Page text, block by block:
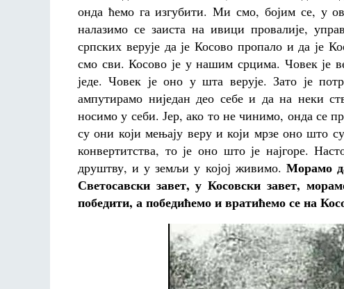
онда ћемо га изгубити. Ми смо, бојим се, у
налазимо се заиста на ивици провалије,
српских верује да је Косово пропало и да је
смо сви. Косово је у нашим срцима. Човек је
једе. Човек је оно у шта верује. Зато је
ампутирамо ниједан део себе и да на неки
носимо у себи. Јер, ако то не чинимо, онда се
су они који мењају веру и који мрзе оно што
конвертитства, то је оно што је најгоре.
друштву, и у земљи у којој живимо. Морамо
Светосавски завет, у Косовски завет,
победити, а победићемо и вратићемо се на